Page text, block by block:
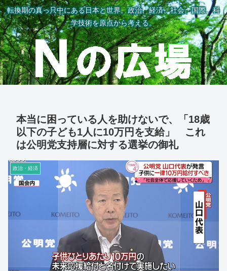
転換期の真っ只中にある日本と世界。政治、経済、社会、国際、科
学技術を原点から考える。
本当に困っている人を助けないで、「18歳
以下の子ども1人に10万円を支給」 これ
は公明党支持層に対する選挙の御礼
政治・経済